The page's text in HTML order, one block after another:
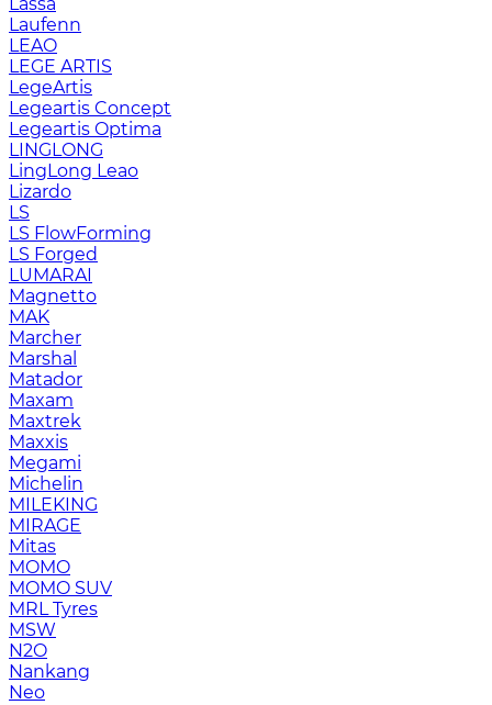
Laufenn
LEAO
LEGE ARTIS
LegeArtis
Legeartis Concept
Legeartis Optima
LINGLONG
LingLong Leao
Lizardo
LS
LS FlowForming
LS Forged
LUMARAI
Magnetto
MAK
Marcher
Marshal
Matador
Maxam
Maxtrek
Maxxis
Megami
Michelin
MILEKING
MIRAGE
Mitas
MOMO
MOMO SUV
MRL Tyres
MSW
N2O
Nankang
Neo